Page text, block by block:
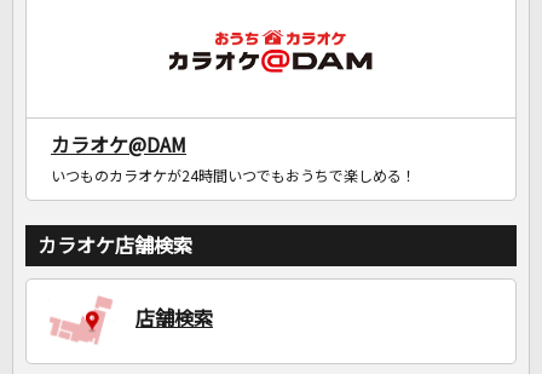
カラオケ@DAM
いつものカラオケが24時間いつでもおうちで楽しめる！
カラオケ店舗検索
店舗検索